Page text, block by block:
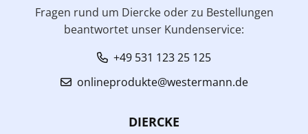
Fragen rund um Diercke oder zu Bestellungen
beantwortet unser Kundenservice:
+49 531 123 25 125
onlineprodukte@westermann.de
DIERCKE